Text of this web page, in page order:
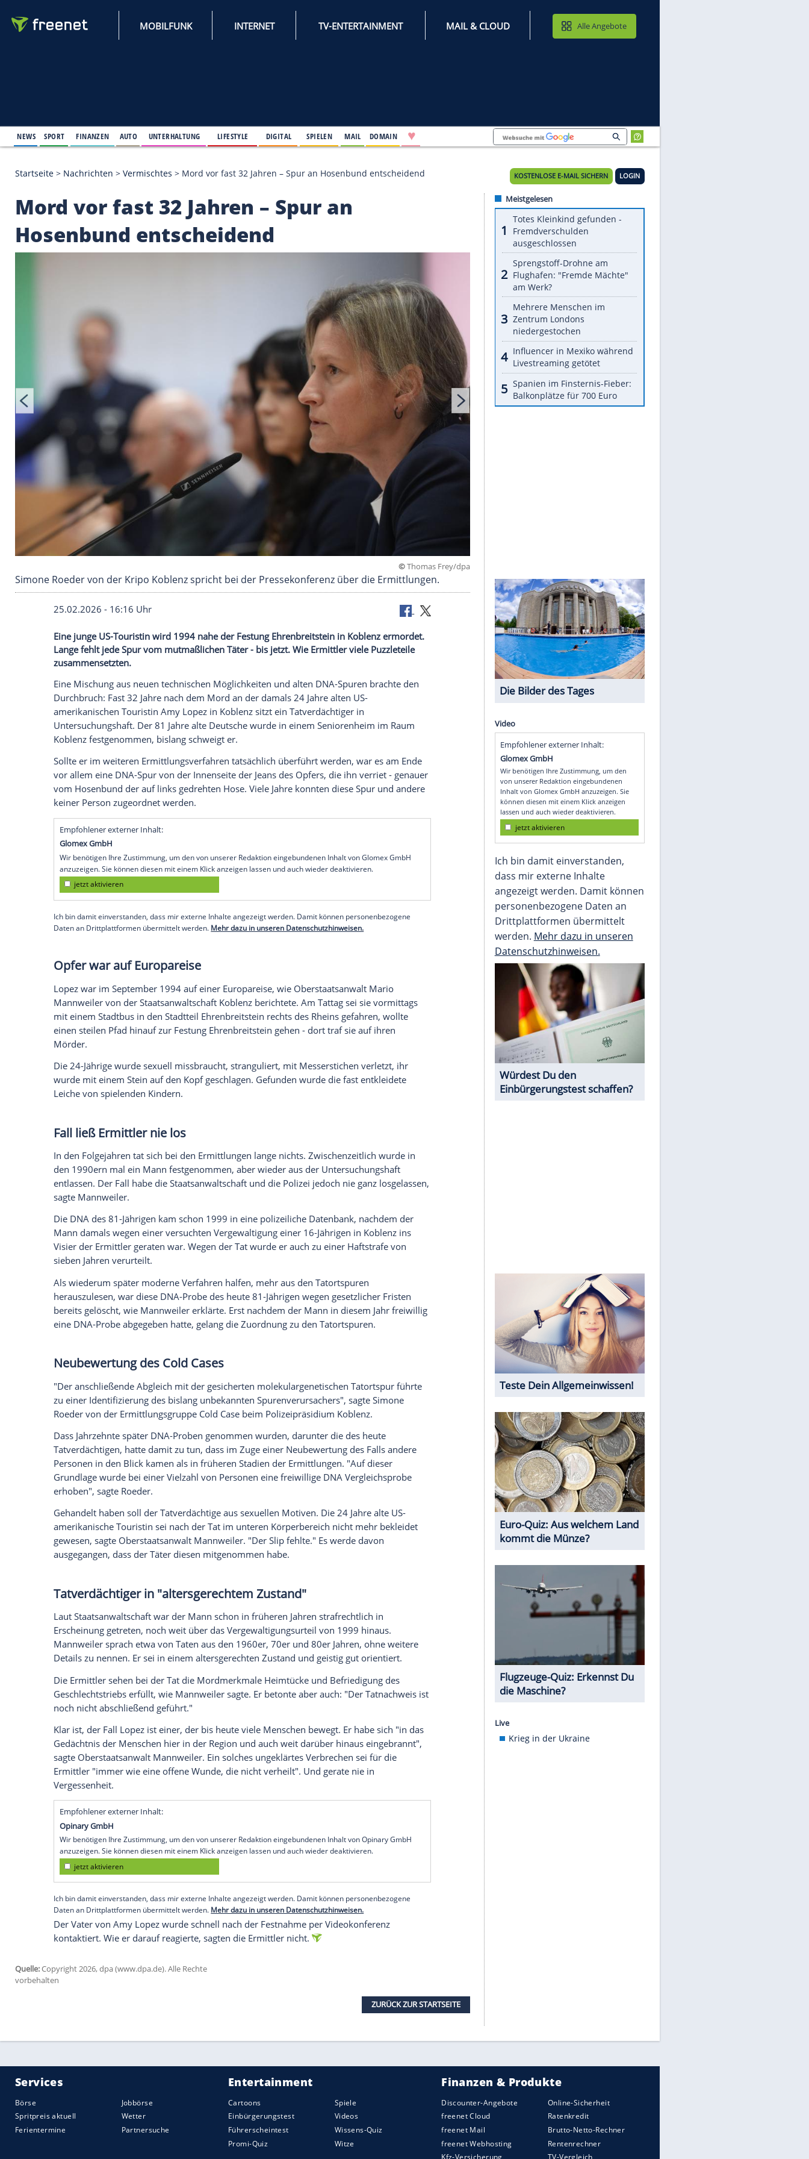
MOBILFUNK INTERNET TV-ENTERTAINMENT MAIL & CLOUD
KOSTENLOSE E-MAIL SICHERN
Startseite >Nachrichten > Vermischtes >Mord vor fast 32 Jahren – Spur an Hosenbund entscheidend
Mord vor fast 32 Jahren – Spur an
Hosenbund entscheidend
© Thomas Frey/dpa
Simone Roeder von der Kripo Koblenz spricht bei der Pressekonferenz über die Ermittlungen.
25.02.2026 - 16:16 Uhr
Eine junge US-Touristin wird 1994 nahe der Festung Ehrenbreitstein in Koblenz ermordet.
Lange fehlt jede Spur vom mutmaßlichen Täter - bis jetzt. Wie Ermittler viele Puzzleteile
zusammensetzten.
Eine Mischung aus neuen technischen Möglichkeiten und alten DNA-Spuren brachte den
Durchbruch: Fast 32 Jahre nach dem Mord an der damals 24 Jahre alten US-
amerikanischen Touristin Amy Lopez in Koblenz sitzt ein Tatverdächtiger in
Untersuchungshaft. Der 81 Jahre alte Deutsche wurde in einem Seniorenheim im Raum
Koblenz festgenommen, bislang schweigt er.
Sollte er im weiteren Ermittlungsverfahren tatsächlich überführt werden, war es am Ende
vor allem eine DNA-Spur von der Innenseite der Jeans des Opfers, die ihn verriet - genauer
vom Hosenbund der auf links gedrehten Hose. Viele Jahre konnten diese Spur und andere
keiner Person zugeordnet werden.
Empfohlener externer Inhalt:
Glomex GmbH
Wir benötigen Ihre Zustimmung, um den von unserer Redaktion eingebundenen Inhalt von Glomex GmbH
anzuzeigen. Sie können diesen mit einem Klick anzeigen lassen und auch wieder deaktivieren.
jetzt aktivieren
Ich bin damit einverstanden, dass mir externe Inhalte angezeigt werden. Damit können personenbezogene
Opfer war auf Europareise
Lopez war im September 1994 auf einer Europareise, wie Oberstaatsanwalt Mario
Mannweiler von der Staatsanwaltschaft Koblenz berichtete. Am Tattag sei sie vormittags
mit einem Stadtbus in den Stadtteil Ehrenbreitstein rechts des Rheins gefahren, wollte
einen steilen Pfad hinauf zur Festung Ehrenbreitstein gehen - dort traf sie auf ihren
Mörder.
Die 24-Jährige wurde sexuell missbraucht, stranguliert, mit Messerstichen verletzt, ihr
wurde mit einem Stein auf den Kopf geschlagen. Gefunden wurde die fast entkleidete
Leiche von spielenden Kindern.
Fall ließ Ermittler nie los
In den Folgejahren tat sich bei den Ermittlungen lange nichts. Zwischenzeitlich wurde in
den 1990ern mal ein Mann festgenommen, aber wieder aus der Untersuchungshaft
entlassen. Der Fall habe die Staatsanwaltschaft und die Polizei jedoch nie ganz losgelassen,
sagte Mannweiler.
Die DNA des 81-Jährigen kam schon 1999 in eine polizeiliche Datenbank, nachdem der
Mann damals wegen einer versuchten Vergewaltigung einer 16-Jährigen in Koblenz ins
Visier der Ermittler geraten war. Wegen der Tat wurde er auch zu einer Haftstrafe von
sieben Jahren verurteilt.
Als wiederum später moderne Verfahren halfen, mehr aus den Tatortspuren
herauszulesen, war diese DNA-Probe des heute 81-Jährigen wegen gesetzlicher Fristen
bereits gelöscht, wie Mannweiler erklärte. Erst nachdem der Mann in diesem Jahr freiwillig
eine DNA-Probe abgegeben hatte, gelang die Zuordnung zu den Tatortspuren.
Neubewertung des Cold Cases
"Der anschließende Abgleich mit der gesicherten molekulargenetischen Tatortspur führte
zu einer Identifizierung des bislang unbekannten Spurenverursachers", sagte Simone
Roeder von der Ermittlungsgruppe Cold Case beim Polizeipräsidium Koblenz.
Dass Jahrzehnte später DNA-Proben genommen wurden, darunter die des heute
Tatverdächtigen, hatte damit zu tun, dass im Zuge einer Neubewertung des Falls andere
Personen in den Blick kamen als in früheren Stadien der Ermittlungen. "Auf dieser
Grundlage wurde bei einer Vielzahl von Personen eine freiwillige DNA Vergleichsprobe
erhoben", sagte Roeder.
Gehandelt haben soll der Tatverdächtige aus sexuellen Motiven. Die 24 Jahre alte US-
amerikanische Touristin sei nach der Tat im unteren Körperbereich nicht mehr bekleidet
gewesen, sagte Oberstaatsanwalt Mannweiler. "Der Slip fehlte." Es werde davon
ausgegangen, dass der Täter diesen mitgenommen habe.
Tatverdächtiger in "altersgerechtem Zustand"
Laut Staatsanwaltschaft war der Mann schon in früheren Jahren strafrechtlich in
Erscheinung getreten, noch weit über das Vergewaltigungsurteil von 1999 hinaus.
Mannweiler sprach etwa von Taten aus den 1960er, 70er und 80er Jahren, ohne weitere
Details zu nennen. Er sei in einem altersgerechten Zustand und geistig gut orientiert.
Geschlechtstriebs erfüllt, wie Mannweiler sagte. Er betonte aber auch: "Der Tatnachweis ist
Klar ist, der Fall Lopez ist einer, der bis heute viele Menschen bewegt. Er habe sich "in das
Gedächtnis der Menschen hier in der Region und auch weit darüber hinaus eingebrannt",
sagte Oberstaatsanwalt Mannweiler. Ein solches ungeklärtes Verbrechen sei für die
Ermittler "immer wie eine offene Wunde, die nicht verheilt". Und gerate nie in
Fremdverschulden
am Werk?
Mehrere Menschen im
Zentrum Londons
Die Bilder des Tages
Video
Empfohlener externer Inhalt:
Glomex GmbH
von unserer Redaktion eingebundenen
können diesen mit einem Klick anzeigen
lassen und auch wieder deaktivieren.
jetzt aktivieren
Ich bin damit einverstanden,
dass mir externe Inhalte
personenbezogene Daten an
Würdest Du den
Einbürgerungstest schaffen?
Teste Dein Allgemeinwissen!
die Maschine?